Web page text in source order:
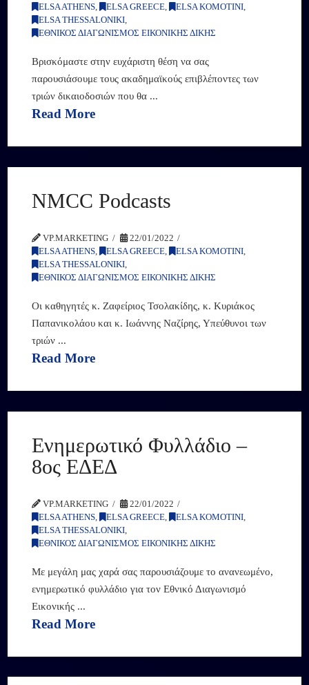
ELSA ATHENS, ELSA GREECE, ELSA KOMOTINI,
ELSA THESSALONIKI,
ΕΘΝΙΚΟΣ ΔΙΑΓΩΝΙΣΜΟΣ ΕΙΚΟΝΙΚΗΣ ΔΙΚΗΣ
Βρισκόμαστε στην ευχάριστη θέση να σας
παρουσιάσουμε τους ακαδημαϊκούς επιβλέποντες των
τριών δικαιοδοσιών που θα ...
Read More
NMCC Podcasts
VP.MARKETING
22/01/2022
ELSA ATHENS, ELSA GREECE, ELSA KOMOTINI,
ELSA THESSALONIKI,
ΕΘΝΙΚΟΣ ΔΙΑΓΩΝΙΣΜΟΣ ΕΙΚΟΝΙΚΗΣ ΔΙΚΗΣ
Οι καθηγητές κ. Ζαφείριος Τσολακίδης, κ. Κυριάκος
Παπανικολάου και κ. Ιωάννης Ναζίρης, Υπεύθυνοι των
τριών ...
Read More
Ενημερωτικό Φυλλάδιο –
8ος ΕΔΕΔ
VP.MARKETING
22/01/2022
ELSA ATHENS, ELSA GREECE, ELSA KOMOTINI,
ELSA THESSALONIKI,
ΕΘΝΙΚΟΣ ΔΙΑΓΩΝΙΣΜΟΣ ΕΙΚΟΝΙΚΗΣ ΔΙΚΗΣ
Με μεγάλη μας χαρά σας παρουσιάζουμε το ανανεωμένο,
ενημερωτικό φυλλάδιο για τον Εθνικό Διαγωνισμό
Εικονικής ...
Read More